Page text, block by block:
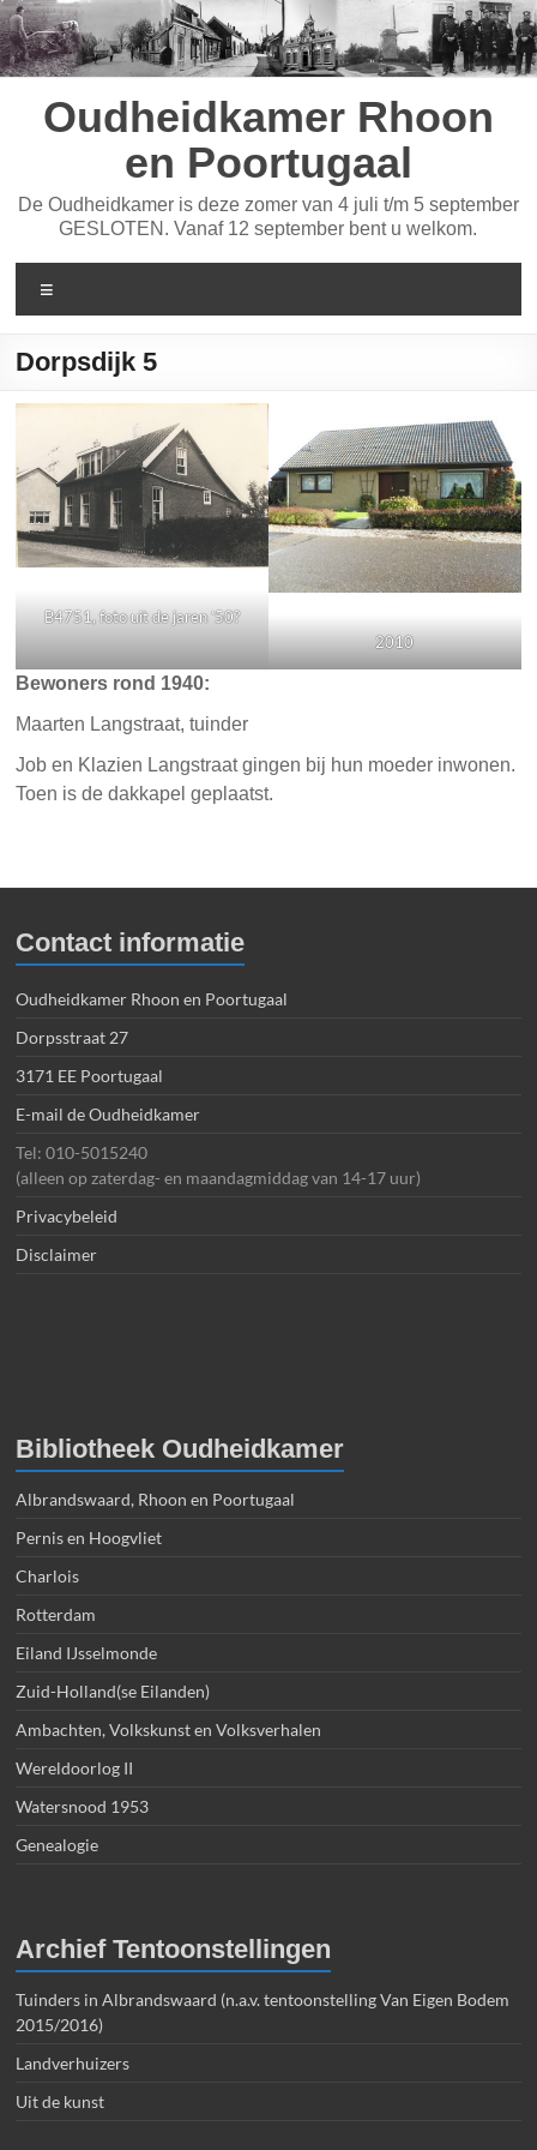
Ga
naar
de
inhoud
Oudheidkamer Rhoon
en Poortugaal
De Oudheidkamer is deze zomer van 4 juli t/m 5 september
GESLOTEN. Vanaf 12 september bent u welkom.
Dorpsdijk 5
B4751, foto uit de jaren ’50?
2010
Bewoners rond 1940:
Maarten Langstraat, tuinder
Job en Klazien Langstraat gingen bij hun moeder inwonen.
Toen is de dakkapel geplaatst.
Contact informatie
Oudheidkamer Rhoon en Poortugaal
Dorpsstraat 27
3171 EE Poortugaal
E-mail de Oudheidkamer
Tel: 010-5015240
(alleen op zaterdag- en maandagmiddag van 14-17 uur)
Privacybeleid
Disclaimer
Bibliotheek Oudheidkamer
Albrandswaard, Rhoon en Poortugaal
Pernis en Hoogvliet
Charlois
Rotterdam
Eiland IJsselmonde
Zuid-Holland(se Eilanden)
Ambachten, Volkskunst en Volksverhalen
Wereldoorlog II
Watersnood 1953
Genealogie
Archief Tentoonstellingen
Tuinders in Albrandswaard (n.a.v. tentoonstelling Van Eigen Bodem
2015/2016)
Landverhuizers
Uit de kunst